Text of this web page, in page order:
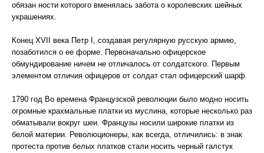
обязан ности которого вменялась забота о королевских шейных
украшениях.
Конец XVII века Петр I, создавая регулярную русскую армию,
позаботился о ее форме. Первоначально офицерское
обмундирование ничем не отличалось от солдатского. Первым
элементом отличия офицеров от солдат стал офицерский шарф.
1790 год Во времена Французской революции было модно носить
огромные крахмальные платки из муслина, которые несколько раз
обматывали вокруг шеи. Французы носили широкие платки из
белой материи. Революционеры, как всегда, отличились: в знак
протеста против белых платков cтали носить черный галстук